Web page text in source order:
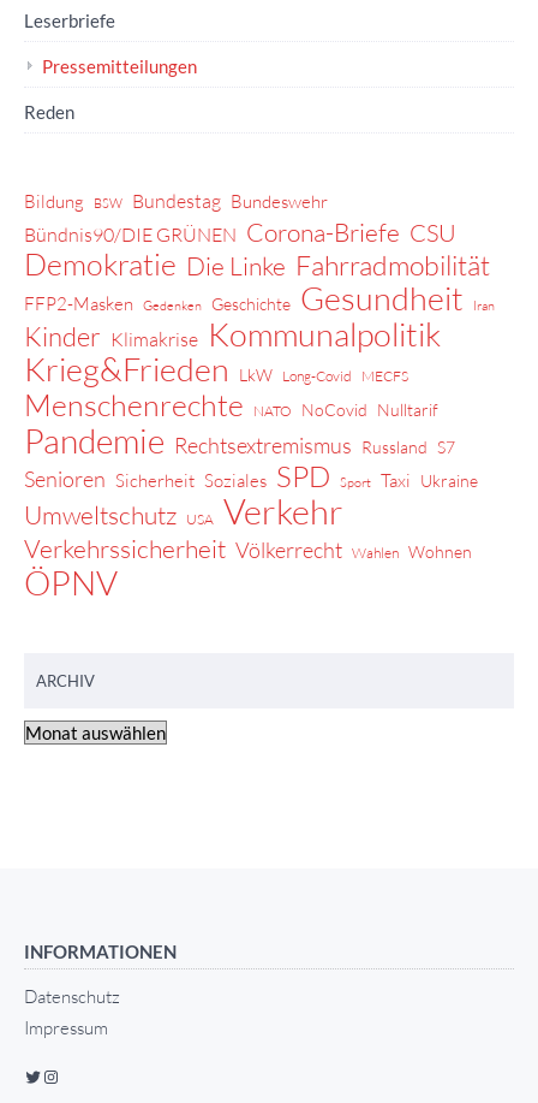
Leserbriefe
Pressemitteilungen
Reden
Bildung BSW Bundestag Bundeswehr
Bündnis90/DIE GRÜNEN Corona-Briefe CSU
Demokratie Die Linke Fahrradmobilität
FFP2-Masken Gedenken Geschichte Gesundheit Iran
Kinder Klimakrise Kommunalpolitik
Krieg&Frieden
LkW Long-Covid MECFS
Menschenrechte NATO NoCovid Nulltarif
Pandemie Rechtsextremismus Russland S7
Senioren Sicherheit Soziales SPD Sport Taxi Ukraine
Umweltschutz USA Verkehr
Verkehrssicherheit Völkerrecht Wahlen Wohnen
ÖPNV
ARCHIV
INFORMATIONEN
Datenschutz
Impressum